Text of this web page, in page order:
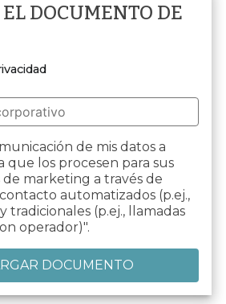
DOCUMENTO DE
de mis datos a
que los procesen para sus
de marketing a través de
automatizados (p.ej.,
tradicionales (p.ej., llamadas
operador)".